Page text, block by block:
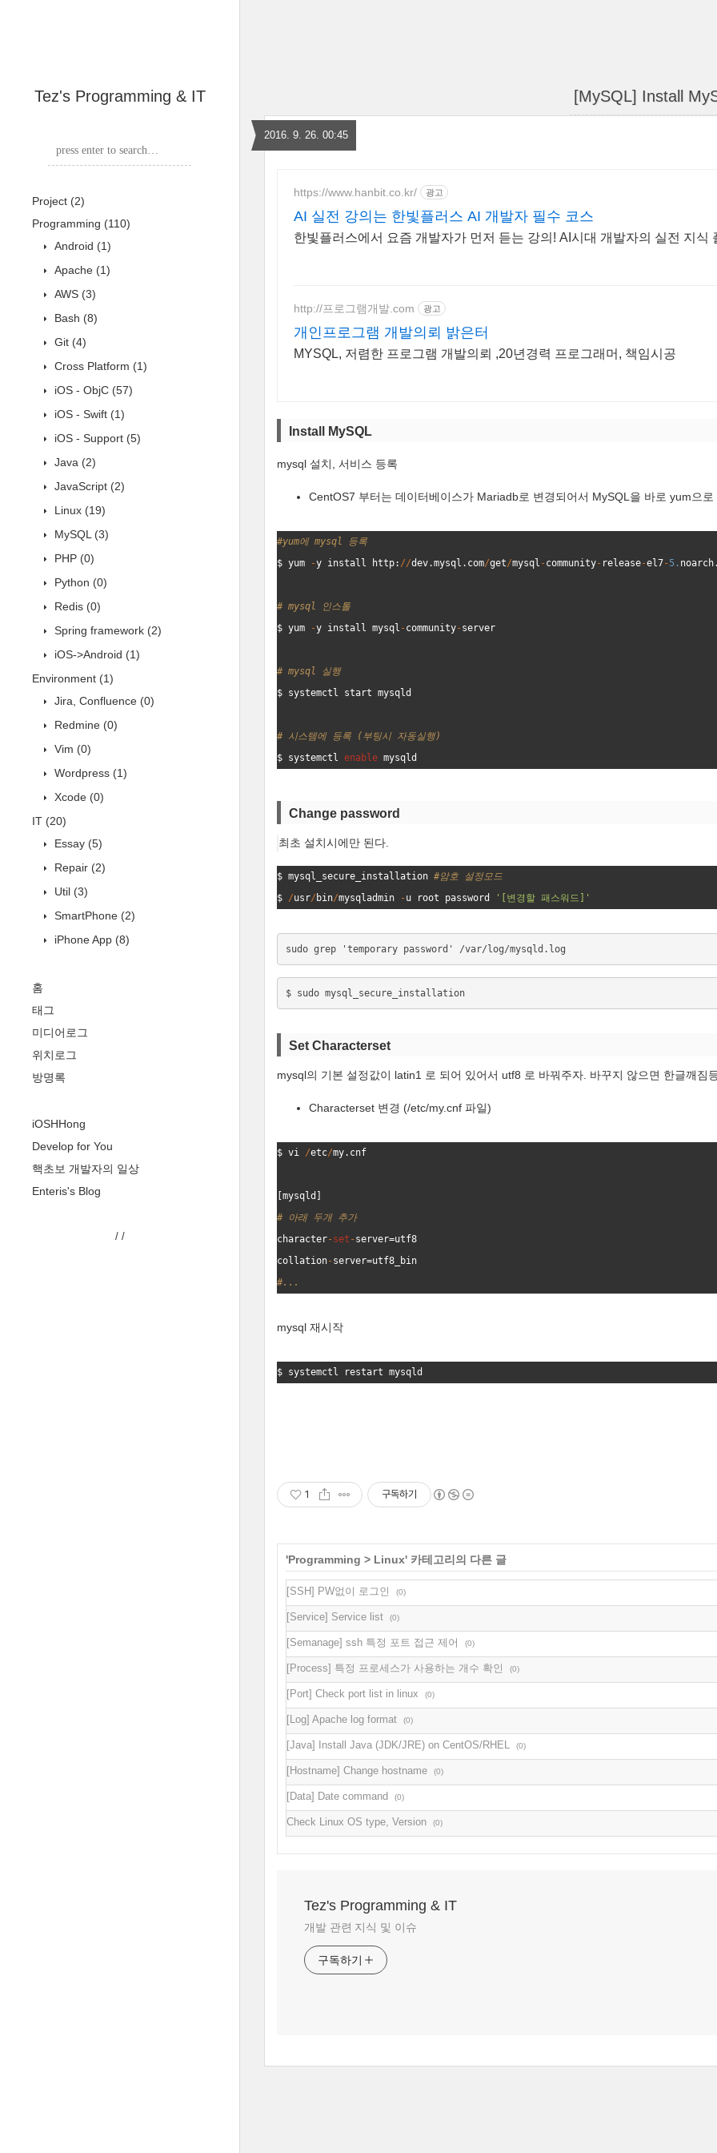
Tez's Programming & IT
Project (2)
Programming (110)
Android (1)
Apache (1)
AWS (3)
Bash (8)
Git (4)
Cross Platform (1)
iOS - ObjC (57)
iOS - Swift (1)
iOS - Support (5)
Java (2)
JavaScript (2)
Linux (19)
MySQL (3)
PHP (0)
Python (0)
Redis (0)
Spring framework (2)
iOS->Android (1)
Environment (1)
Jira, Confluence (0)
Redmine (0)
Vim (0)
Wordpress (1)
Xcode (0)
IT (20)
Essay (5)
Repair (2)
Util (3)
SmartPhone (2)
iPhone App (8)
홈
태그
미디어로그
위치로그
방명록
iOSHHong
Develop for You
핵초보 개발자의 일상
Enteris's Blog
/ /
[MySQL] Install
2016. 9. 26. 00:45
https://www.hanbit.co.kr/ 광고
AI 실전 강의는 한빛플러스 AI 개발자 필수 코스
한빛플러스에서 요즘 개발자가 먼저 듣는 강의! AI시대 개발자의 실전 지식
http://프로그램개발.com 광고
개인프로그램 개발의뢰 밝은터
MYSQL, 저렴한 프로그램 개발의뢰 ,20년경력 프로그래머, 책임시공
Install MySQL
mysql 설치, 서비스 등록
CentOS7 부터는 데이터베이스가 Mariadb로 변경되어서 MySQL을 바로 yum으
#yum에 mysql 등록
$ yum -y install http: //dev.mysql . com/get/mysql - community- release-el7- 5. noarch.
# mysql 인스톨
$ yum -y install mysql - community- server
# mysql 실행
$ systemctl start mysqld
# 시스템에 등록 ( 부팅시 자동실행)
$ systemctl enable mysqld
Change password
최초 설치시에만 된다.
$ mysql_secure_installation #암호 설정모드
$ /usr/ bin/mysqladmin - u root password ' 변 경 할 패 스워 드 '
sudo grep 'temporary password' /var/log/mysqld.log
$ sudo mysql_secure_installation
Set Characterset
mysql의 기본 설정값이 latin1 로 되어 있어서 utf8 로 바꿔주자. 바꾸지 않으면 한글깨짐
Characterset 변경 (/etc/my.cnf 파일)
$ vi /etc/my. cnf
mysqld
#
아래 두개 추가
character- set - server=utf8
collation- server=utf8_bin
#...
mysql 재시작
$ systemctl restart mysqld
1 구독하기
'Programming > Linux' 카테고리의 다른 글
[SSH] PW없이 로그인 (0)
[Service] Service list (0)
[Semanage] ssh 특정 포트 접근 제어 (0)
[Process] 특정 프로세스가 사용하는 개수 확인 (0)
[Port] Check port list in linux (0)
[Log] Apache log format (0)
[Java] Install Java (JDK/JRE) on CentOS/RHEL (0)
[Hostname] Change hostname (0)
[Data] Date command (0)
Check Linux OS type, Version (0)
Tez's Programming & IT
개발 관련 지식 및 이슈
구독하기